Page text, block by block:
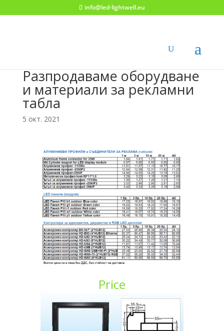
info@led-lightwell.eu
Разпродаваме оборудване
и материали за рекламни
табла
5 окт. 2021
Price